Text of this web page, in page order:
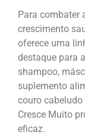
Para combater
crescimento
oferece uma
destaque para a
shampoo,
suplemento
couro
Cresce Muito
eficaz.